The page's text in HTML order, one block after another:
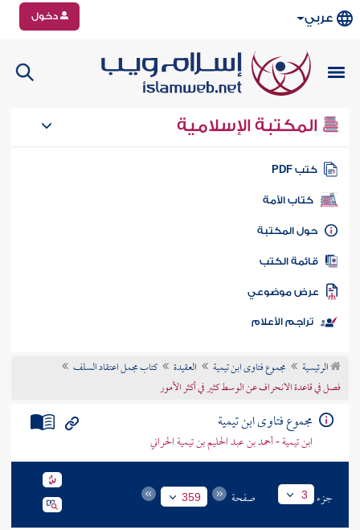
عربي دخول
المكتبة الإسلامية
كتب PDF
كتاب الأمة
المكتبة
الكتب
موضوعي
تراجم الأعلام
الرئيسية مجموع فتاوى ابن تيمية العقيدة
كتاب مجمل اعتقاد السلف
فصل في قاعدة الانحراف عن الوسط كثير في أكثر الأمور
مجموع فتاوى ابن تيمية
ابن تيمية - أحمد بن عبد الحليم بن تيمية الحراني
جزء 3 صفحة 359